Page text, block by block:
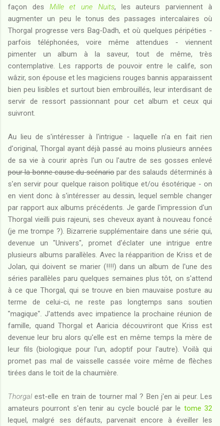
façon des Mille et une Nuits, les auteurs parviennent à
augmenter un peu le tonus des passages intercalaires où
Thorgal progresse vers Bag-Dadh, et où quelques péripéties -
parfois téléphonées, voire même attendues - viennent
pimenter un album à la saveur, tout de même, très
contemplative. Les rapports de pouvoir entre le calife, son
wâzir, son épouse et les magiciens rouges bannis apparaissent
bien peu lisibles et surtout bien embrouillés, leur interdisant de
servir de ressort passionnant pour cet album et ceux qui
suivront.
Au lieu de s'intéresser à l'intrigue - laquelle n'a en fait rien
d'original, Thorgal ayant déjà passé au moins plusieurs années
de sa vie à courir après l'un ou l'autre de ses gosses enlevé
pour la bonne cause du scénariopar des salauds déterminés à
s'en servir pour quelque raison politique et/ou ésotérique - on
en vient donc à s'intéresser au dessin, lequel semble changer
par rapport aux albums précédents. Je garde l'impression d'un
Thorgal vieilli puis rajeuni, ses cheveux ayant à nouveau foncé
(je me trompe ?). Bizarrerie supplémentaire dans une série qui,
devenue un "Univers", promet d'éclater une intrigue entre
plusieurs albums parallèles. Avec la réapparition de Kriss et de
Jolan, qui doivent se marier (!!!!) dans un album de l'une des
séries parallèles paru quelques semaines plus tôt, on s'attend
à ce que Thorgal, qui se trouve en bien mauvaise posture au
terme de celui-ci, ne reste pas longtemps sans soutien
"magique". J'attends avec impatience la prochaine réunion de
famille, quand Thorgal et Aaricia découvriront que Kriss est
devenue leur bru alors qu'elle est en même temps la mère de
leur fils (biologique pour l'un, adoptif pour l'autre). Voilà qui
promet pas mal de vaisselle cassée voire même de flèches
tirées dans le toit de la chaumière.
Thorgalest-elle en train de tourner mal ? Ben j'en ai peur. Les
amateurs pourront s'en tenir au cycle bouclé par le tome 32
lequel, malgré ses défauts, parvenait encore à éveiller les